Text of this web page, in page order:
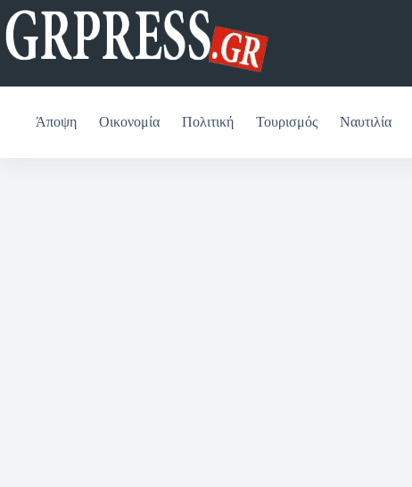
Μετάβαση
στο
περιεχόμενο
Άποψη Οικονομία Πολιτική Τουρισμός Ναυτιλία